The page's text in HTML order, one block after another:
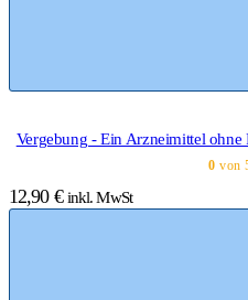
Vergebung - Ein Arzneimittel
0 von
12,90 € inkl. MwSt